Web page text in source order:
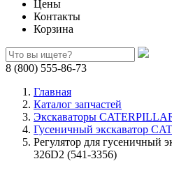
Цены
Контакты
Корзина
8 (800) 555-86-73
Главная
Каталог запчастей
Экскаваторы
Гусеничный экскаватор
Регулятор для гусеничный
326D2 (541-3356)